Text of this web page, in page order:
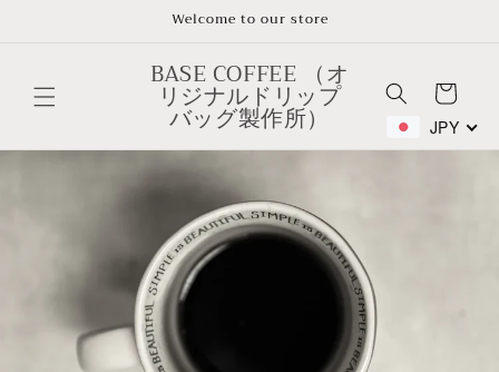
Welcome to our store
BASE COFFEE （オ
リジナルドリップ
バッグ製作所）
Cart
JPY